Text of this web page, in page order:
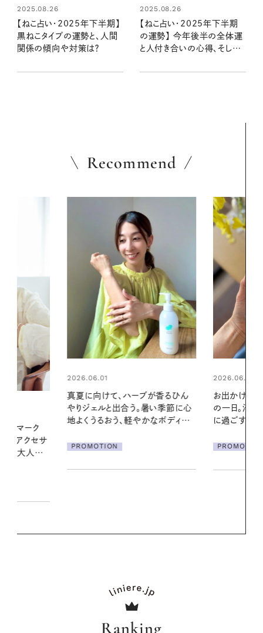
2025.08.26
【ねこ占い・2025年下半期】
黒ねこタイプの運勢と、人間
関係の傾向や対策は？
2025.08.26
【ねこ占い・2025年下半期
の運勢】 今年後半の全体運
と人付き合いの心得、そして
Recommend
2026.06.01
お出かけ前のひと手間で変わる、夏
の一日。汗ばむ季節を「ごきげん」
に過ごす私の新習慣
PROMOTION
2026.06.01
暑い夏のナイ
える夜の爽
Ranking